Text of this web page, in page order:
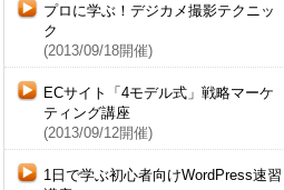
プロに学ぶ！デジカメ撮影テクニッ
ク
(2013/09/18開催)
ECサイト「4モデル式」戦略マーケ
ティング講座
(2013/09/12開催)
1日で学ぶ初心者向けWordPress速習